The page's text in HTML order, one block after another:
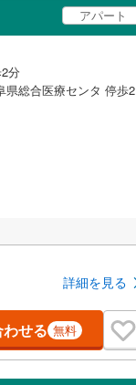
アパート
分
総合医療センタ 停歩2
詳細を見る
せる 無料